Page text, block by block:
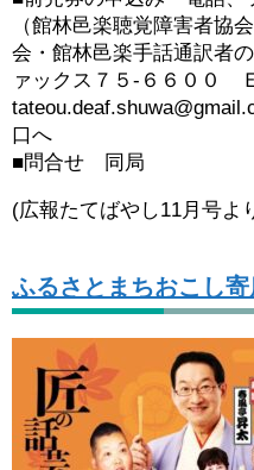
（館林邑楽聴覚障害者協
会・館林邑楽手話通訳者
ァックス７５‐６６００
口へ
■問合せ 同局
(広報たてばやし11月号よ
ふるさとまちおこし